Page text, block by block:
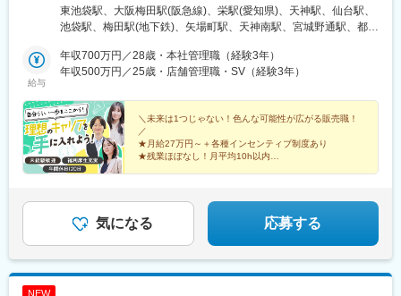
大阪府大阪市北区茶屋町16番1号H1O梅田茶屋町606・610■中部
支店愛知県名古屋市中区栄3-8-21伊勢町平和ビル5階■九州支店福
台市宮城野区榴岡3-4-1アゼリアヒルズ3階【自社運営店舗】■テル
ル大宮店埼玉県さいたま市大宮区大門町1-24大一ビル1階■テルル
西蒲田7-48-10■テルルMEGAドン・キホーテ 三郷店埼玉県三郷市
さつき平1-1-1MAGAドン・キホーテ三郷 B1F■テルルイトーヨー
カドー横浜別所店神奈川県横浜市南区別所1-14-1イトーヨーカド
ー横浜別所店1階■テルルそよら横浜高田店神奈川県横浜市港北区
高田西1-1-47 2階■テルルアリオ鷲宮店埼玉県久喜市久本寺谷田7-
東池袋駅、大阪梅田駅(阪急線)、栄駅(愛知県)、天神駅、仙台駅、
池袋駅、梅田駅(地下鉄)、矢場町駅、天神南駅、宮城野通駅、都電
仙台駅(地下鉄)
給与
年収700万円／28歳・本社管理職（経験3年）
年収500万円／25歳・店舗管理職・SV（経験3年）
＼未来は1つじゃない！色んな可能性が広がる販売職！
／
★月給27万円～＋各種インセンティブ制度あり
★残業ほぼなし！月平均10h以内
気になる 応募する
NEW